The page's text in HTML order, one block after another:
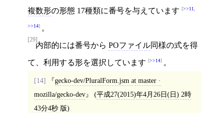
複数形の形態 17種類に番号を与えています >>11,
>>14 。
[29]
内部的には番号から POファイル同様の式を得
て、利用する形を選択しています >>14 。
[14]
gecko-dev/PluralForm.jsm at master ·
mozilla/gecko-dev
(平成27(2015)年4月26日(日) 2時
43分4秒版)